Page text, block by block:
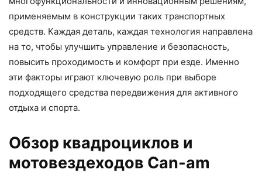
применяемым в конструкции таких транспортных
средств. Каждая деталь, каждая технология направлена
на то, чтобы улучшить управление и безопасность,
повысить проходимость и комфорт при езде. Именно
эти факторы играют ключевую роль при выборе
подходящего средства передвижения для активного
отдыха и спорта.
Обзор квадроциклов и
мотовездеходов Can-am